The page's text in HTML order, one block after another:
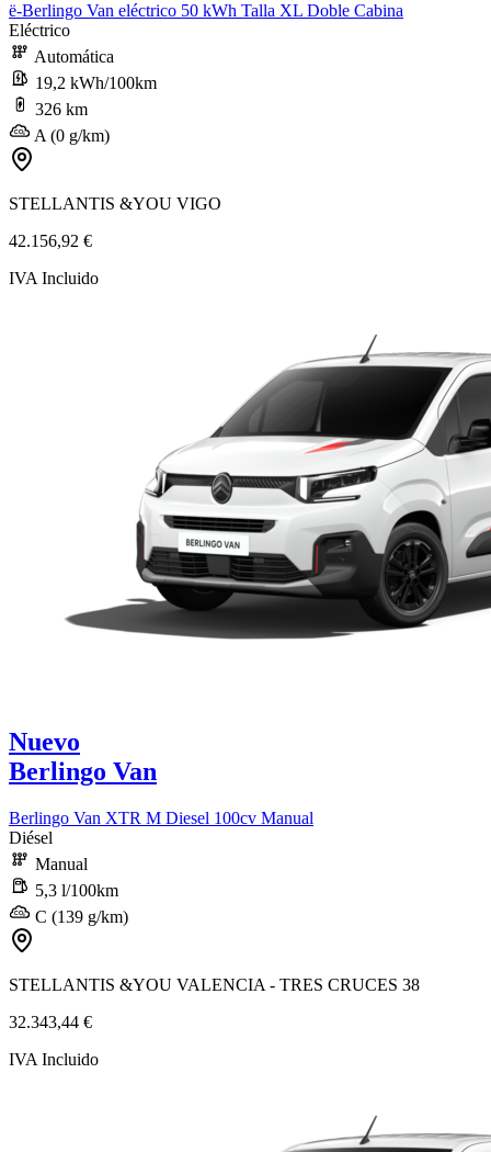
ë-Berlingo Van eléctrico 50 kWh Talla XL Doble Cabina
Eléctrico
Automática
19,2 kWh/100km
326 km
A (0 g/km)
STELLANTIS &YOU VIGO
42.156,92 €
IVA Incluido
Nuevo
Berlingo Van
Berlingo Van XTR M Diesel 100cv Manual
Diésel
Manual
5,3 l/100km
C (139 g/km)
STELLANTIS &YOU VALENCIA - TRES CRUCES 38
32.343,44 €
IVA Incluido